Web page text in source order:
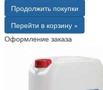
Продолжить покупки
Перейти в корзину »
Оформление заказа